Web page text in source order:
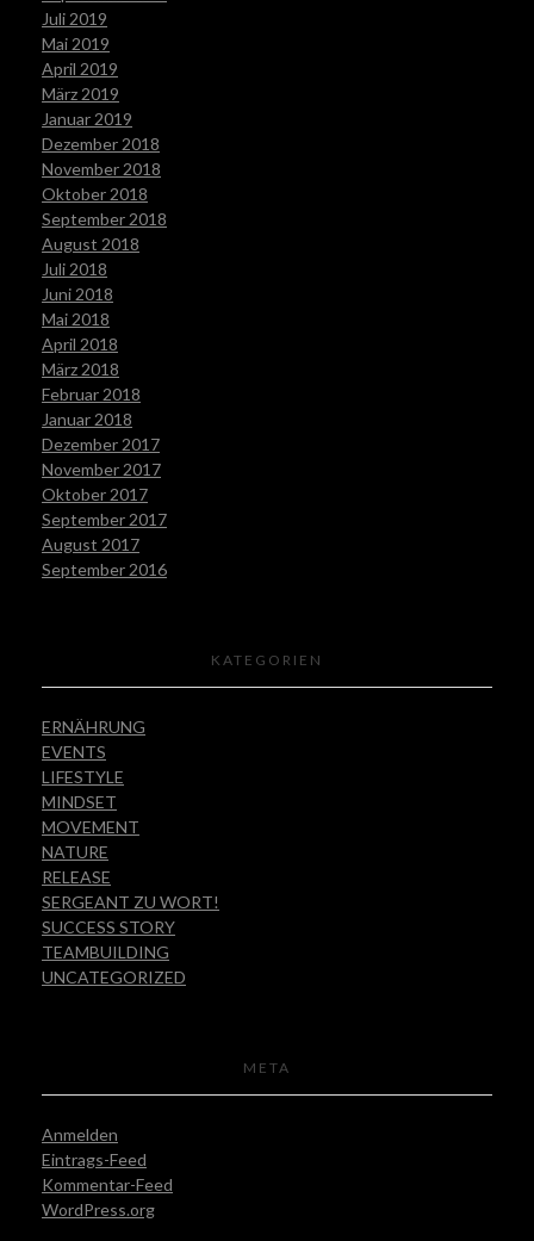
Juli 2019
Mai 2019
April 2019
März 2019
Januar 2019
Dezember 2018
November 2018
Oktober 2018
September 2018
August 2018
Juli 2018
Juni 2018
Mai 2018
April 2018
März 2018
Februar 2018
Januar 2018
Dezember 2017
November 2017
Oktober 2017
September 2017
August 2017
September 2016
KATEGORIEN
ERNÄHRUNG
EVENTS
LIFESTYLE
MINDSET
MOVEMENT
NATURE
RELEASE
SERGEANT ZU WORT!
SUCCESS STORY
TEAMBUILDING
UNCATEGORIZED
META
Anmelden
Eintrags-Feed
Kommentar-Feed
WordPress.org